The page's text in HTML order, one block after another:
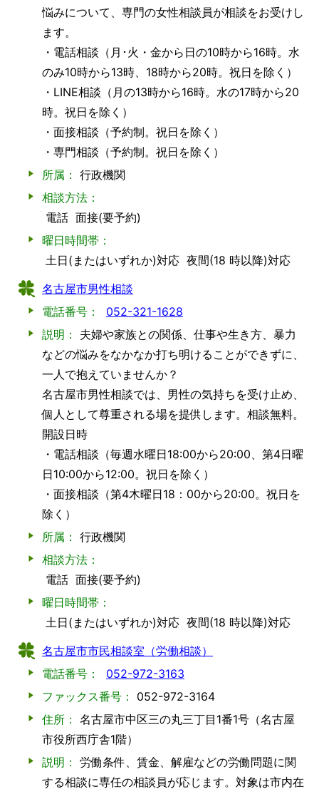
悩みについて、専門の女性相談員が相談をお受けし
ます。
・電話相談（月･火・金から日の10時から16時。水
のみ10時から13時、18時から20時。祝日を除く）
・LINE相談（月の13時から16時。水の17時から20
時。祝日を除く）
・面接相談（予約制。祝日を除く）
・専門相談（予約制。祝日を除く）
所属： 行政機関
相談方法：
電話 面接(要予約)
曜日時間帯：
土日(またはいずれか)対応 夜間(18 時以降)対応
名古屋市男性相談
電話番号：
052-321-1628
説明：
夫婦や家族との関係、仕事や生き方、暴力
などの悩みをなかなか打ち明けることができずに、
一人で抱えていませんか？
名古屋市男性相談では、男性の気持ちを受け止め、
個人として尊重される場を提供します。相談無料。
開設日時
・電話相談（毎週水曜日18:00から20:00、第4日曜
日10:00から12:00。祝日を除く）
・面接相談（第4木曜日18：00から20:00。祝日を
除く）
所属： 行政機関
相談方法：
電話 面接(要予約)
曜日時間帯：
土日(またはいずれか)対応 夜間(18 時以降)対応
名古屋市市民相談室（労働相談）
電話番号：
052-972-3163
ファックス番号：
052-972-3164
住所： 名古屋市中区三の丸三丁目1番1号（名古屋
市役所西庁舎1階）
説明： 労働条件、賃金、解雇などの労働問題に関
する相談に専任の相談員が応じます。対象は市内在